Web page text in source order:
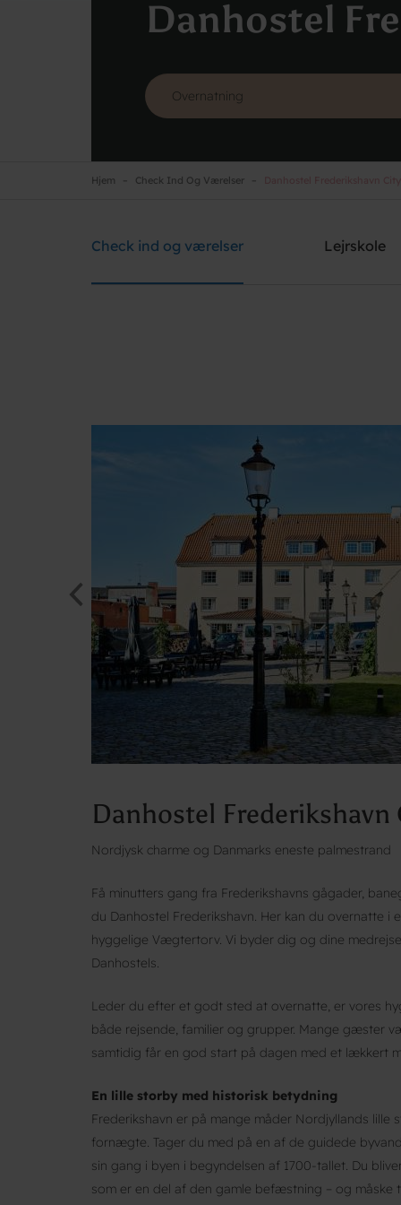
Danhostel
Danhostel Frederikshavn City
Hjem Check Ind Og Værelser
Check ind og værelser Lejrskole
Danhostel Frederikshavn
Nordjysk charme og Danmarks eneste palmestrand
Få minutters gang fra Frederikshavns gågader,
du Danhostel Frederikshavn. Her kan du overnatte i
hyggelige Vægtertorv. Vi byder dig og dine
Danhostels.
Leder du efter et godt sted at overnatte, er vores
både rejsende, familier og grupper. Mange gæster
samtidig får en god start på dagen med et lækkert
En lille storby med historisk betydning
Frederikshavn er på mange måder Nordjyllands lille
fornægte. Tager du med på en af de guidede
sin gang i byen i begyndelsen af 1700-tallet. Du
som er en del af den gamle befæstning – og måske